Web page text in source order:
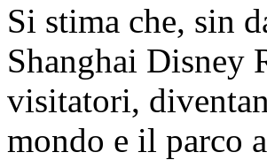
Si stima che, sin
Shanghai Disney
visitatori,
mondo e il parco